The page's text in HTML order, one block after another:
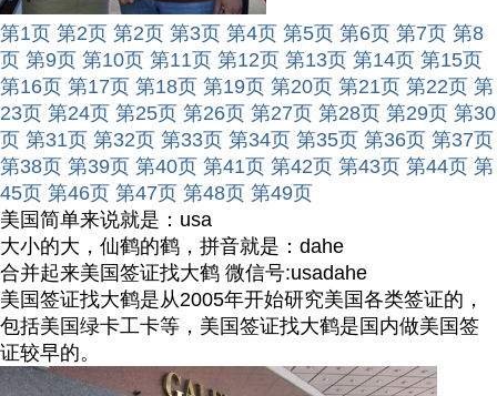
第1页 第2页 第2页 第3页 第4页 第5页 第6页 第7页 第8
页 第9页 第10页 第11页 第12页 第13页 第14页 第15页
第16页 第17页 第18页 第19页 第20页 第21页 第22页 第
23页 第24页 第25页 第26页 第27页 第28页 第29页 第30
页 第31页 第32页 第33页 第34页 第35页 第36页 第37页
第38页 第39页 第40页 第41页 第42页 第43页 第44页 第
45页 第46页 第47页 第48页 第49页
美国简单来说就是：usa
大小的大，仙鹤的鹤，拼音就是：dahe
合并起来美国签证找大鹤 微信号:usadahe
美国签证找大鹤是从2005年开始研究美国各类签证的，
包括美国绿卡工卡等，美国签证找大鹤是国内做美国签
证较早的。